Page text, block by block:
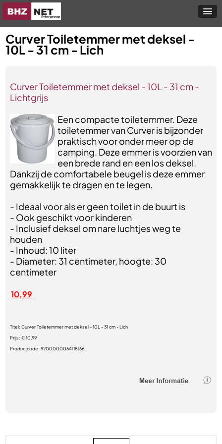
Curver Toiletemmer met deksel -
10L - 31 cm - Lich
Curver Toiletemmer met deksel - 10L - 31 cm -
Lichtgrijs
Een compacte toiletemmer. Deze
toiletemmer van Curver is bijzonder
praktisch voor onder meer op de
camping. Deze emmer is voorzien van
een brede rand en een los deksel.
Dankzij de comfortabele beugel is deze emmer
gemakkelijk te dragen en te legen.
- Ideaal voor als er geen toilet in de buurt is
- Ook geschikt voor kinderen
- Inclusief deksel om nare luchtjes weg te
houden
- Inhoud: 10 liter
- Diameter: 31 centimeter, hoogte: 30
centimeter
10,99
Titel:Curver Toiletemmer met deksel - 10L - 31 cm - Lich
Prijs:€ 10,99
Productcode:9200000064118166